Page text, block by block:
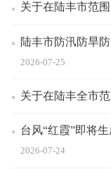
关于在陆丰市范
陆丰市防汛防旱
2026-07-25
关于在陆丰全市
台风“红霞”即将
2026-07-24